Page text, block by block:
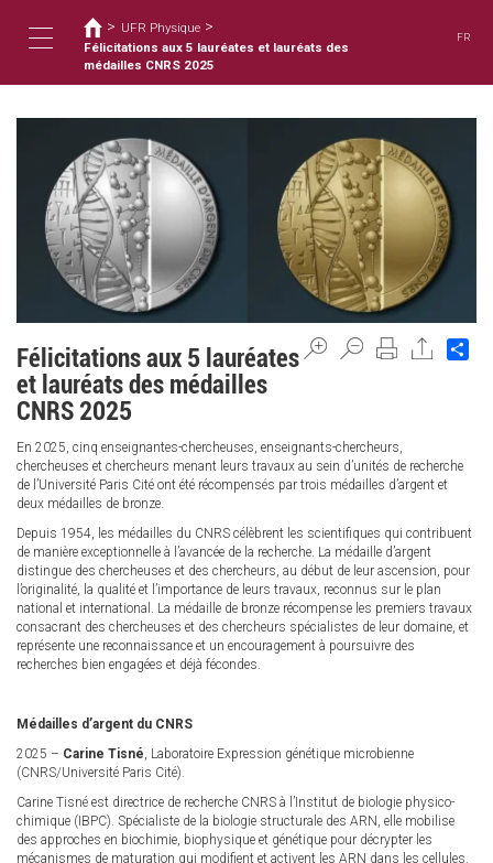
容
Toggle
navigation
您
在
這
裡
> UFR Physique >
Félicitations aux 5 lauréates et lauréats des
médailles CNRS 2025
FR
Félicitations aux 5 lauréates
et lauréats des médailles
CNRS 2025
En 2025, cinq enseignantes-chercheuses, enseignants-chercheurs,
chercheuses et chercheurs menant leurs travaux au sein d’unités de recherche
de l’Université Paris Cité ont été récompensés par trois médailles d’argent et
deux médailles de bronze.
Depuis 1954, les médailles du CNRS célèbrent les scientifiques qui contribuent
de manière exceptionnelle à l’avancée de la recherche. La médaille d’argent
distingue des chercheuses et des chercheurs, au début de leur ascension, pour
l’originalité, la qualité et l’importance de leurs travaux, reconnus sur le plan
national et international. La médaille de bronze récompense les premiers travaux
consacrant des chercheuses et des chercheurs spécialistes de leur domaine, et
représente une reconnaissance et un encouragement à poursuivre des
recherches bien engagées et déjà fécondes.
Médailles d’argent du CNRS
2025 – Carine Tisné, Laboratoire Expression génétique microbienne
(CNRS/Université Paris Cité).
Carine Tisné est directrice de recherche CNRS à l’Institut de biologie physico-
chimique (IBPC). Spécialiste de la biologie structurale des ARN, elle mobilise
des approches en biochimie, biophysique et génétique pour décrypter les
mécanismes de maturation qui modifient et activent les ARN dans les cellules.